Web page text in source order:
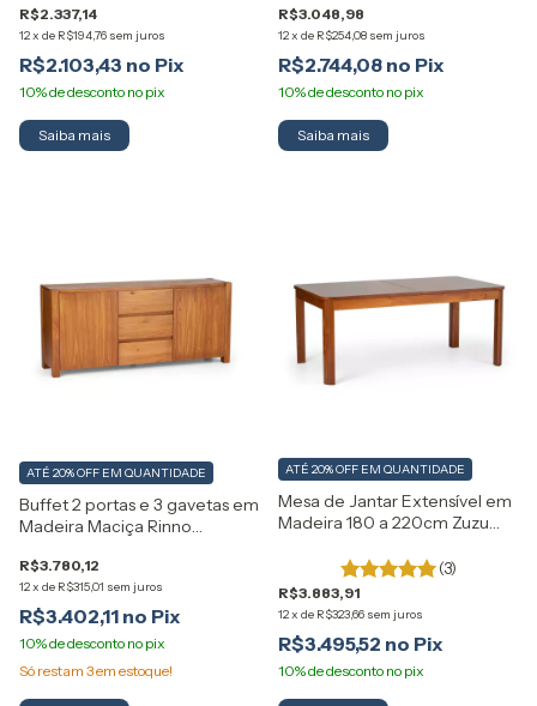
R$2.337,14
12x de R$194,76 sem juros
R$2.103,43
R$3.048,98
12x de R$254,08 sem juros
R$2.744,08
Saiba mais
Buffet 2 portas e 3 gavetas em
Madeira Maciça Rinno
R$3.780,12
12x de R$315,01 sem juros
ATÉ 20% OFF EM QUANTIDADE
R$3.402,11
Só restam 3em estoque!
Mesa de Jantar Extensível em
Madeira 180 a 220cm Zuzu
(3)
R$3.883,91
12x de R$323,66 sem juros
ATÉ 20% OFF EM QUANTIDADE
R$3.495,52